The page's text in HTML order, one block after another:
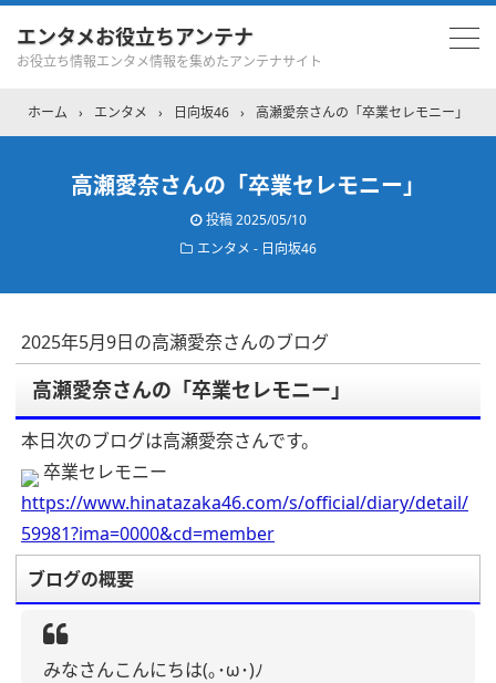
エンタメお役立ちアンテナ
お役立ち情報エンタメ情報を集めたアンテナサイト
ホーム › エンタメ › 日向坂46 › 高瀬愛奈さんの「卒業セレモニー」
高瀬愛奈さんの「卒業セレモニー」
投稿2025/05/10
エンタメ - 日向坂46
2025年5月9日の高瀬愛奈さんのブログ
高瀬愛奈さんの「卒業セレモニー」
本日次のブログは高瀬愛奈さんです。
卒業セレモニー
https://www.hinatazaka46.com/s/official/diary/detail/
59981?ima=0000&cd=member
ブログの概要
みなさんこんにちは(｡･ω･)ﾉ